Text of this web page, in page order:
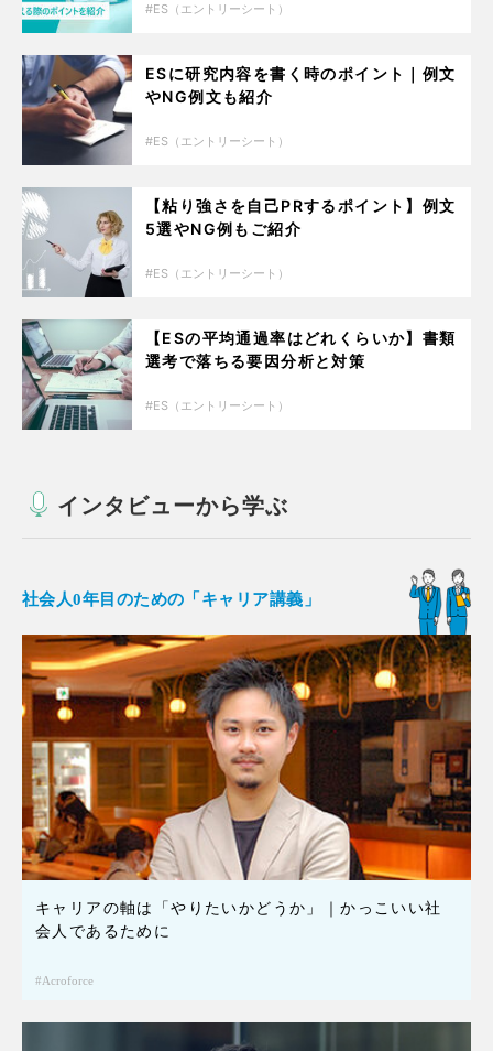
ES（エントリーシート）
ESに研究内容を書く時のポイント｜例文
やNG例文も紹介
ES（エントリーシート）
【粘り強さを自己PRするポイント】例文
5選やNG例もご紹介
ES（エントリーシート）
【ESの平均通過率はどれくらいか】書類
選考で落ちる要因分析と対策
ES（エントリーシート）
インタビューから学ぶ
社会人0年目のための「キャリア講義」
キャリアの軸は「やりたいかどうか」｜かっこいい社
会人であるために
Acroforce